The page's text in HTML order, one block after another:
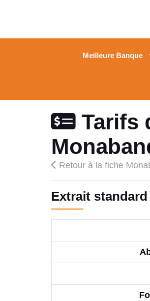
Meilleure Banque
Tarifs
Retour à la fiche
Extrait